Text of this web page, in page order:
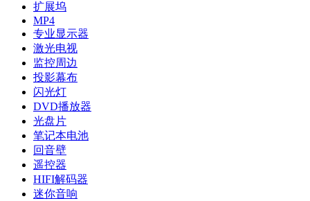
扩展坞
MP4
专业显示器
激光电视
监控周边
投影幕布
闪光灯
DVD播放器
光盘片
笔记本电池
回音壁
遥控器
HIFI解码器
迷你音响